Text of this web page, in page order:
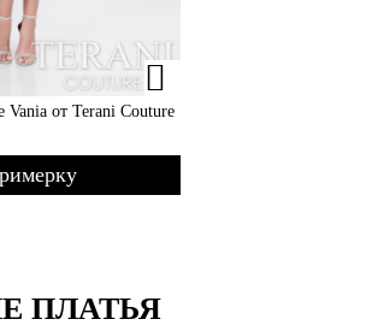
Vania от Terani Couture
ПЛАТЬЯ